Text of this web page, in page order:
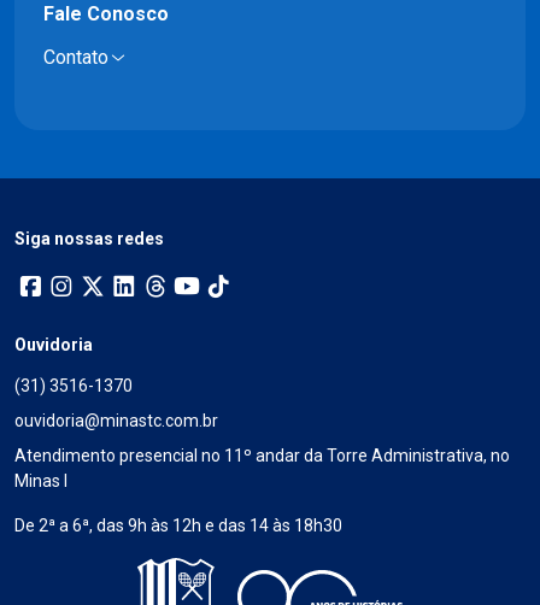
Fale Conosco
Contato
Siga nossas redes
Ouvidoria
(31) 3516-1370
ouvidoria@minastc.com.br
Atendimento presencial no 11º andar da Torre Administrativa, no
Minas I
De 2ª a 6ª, das 9h às 12h e das 14 às 18h30